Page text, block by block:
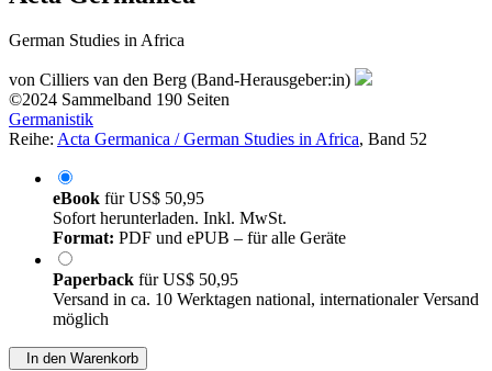
German Studies in Africa
von Cilliers van den Berg (Band-Herausgeber:in)
©2024 Sammelband 190 Seiten
Germanistik
Reihe: Acta Germanica / German Studies in Africa, Band 52
eBook fürUS$ 50,95
Sofort herunterladen. Inkl. MwSt.
Format: PDF und ePUB – für alle Geräte
Paperback fürUS$ 50,95
Versand in ca. 10 Werktagen national, internationaler Versand
möglich
In den Warenkorb